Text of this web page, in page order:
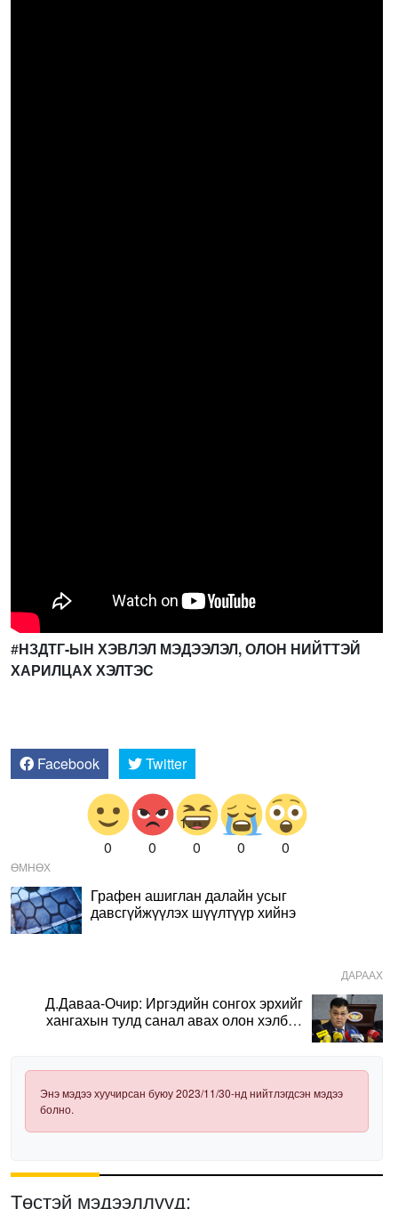
#НЗДТГ-ЫН ХЭВЛЭЛ МЭДЭЭЛЭЛ, ОЛОН НИЙТТЭЙ
ХАРИЛЦАХ ХЭЛТЭС
Facebook Twitter
0 0 0 0 0
ӨМНӨХ
Графен ашиглан далайн усыг
давсгүйжүүлэх шүүлтүүр хийнэ
ДАРААХ
Д.Даваа-Очир: Иргэдийн сонгох эрхийг
хангахын тулд санал авах олон хэлбэр
Энэ мэдээ хуучирсан буюу 2023/11/30-нд нийтлэгдсэн мэдээ
болно.
Төстэй мэдээллүүд: